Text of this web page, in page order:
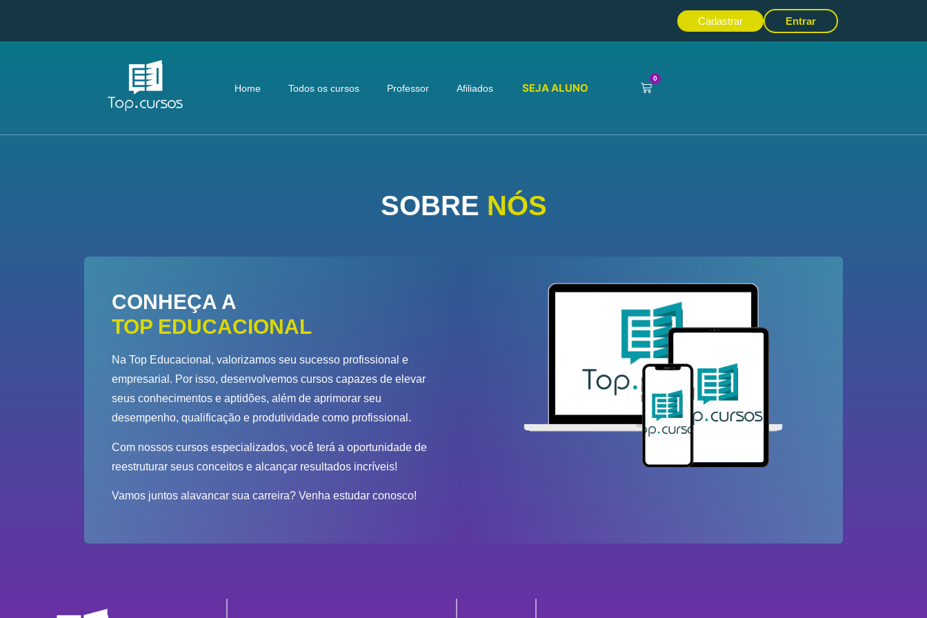
Cadastrar Entrar
Home Todos os cursos Professor Afiliados SEJA ALUNO
0
CONHEÇA A
TOP EDUCACIONAL
Na Top Educacional, valorizamos seu sucesso profissional e
empresarial. Por isso, desenvolvemos cursos capazes de elevar
seus conhecimentos e aptidões, além de aprimorar seu
desempenho, qualificação e produtividade como profissional.
Com nossos cursos especializados, você terá a oportunidade de
reestruturar seus conceitos e alcançar resultados incríveis!
Vamos juntos alavancar sua carreira? Venha estudar conosco!
SOBRE NÓS